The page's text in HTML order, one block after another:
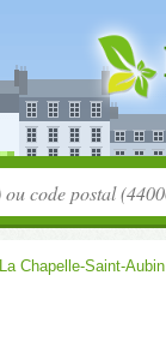
La Chapelle-Saint-Aubin